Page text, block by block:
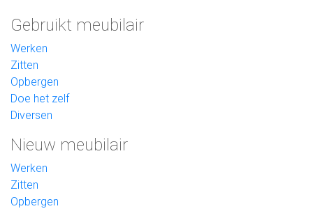
Gebruikt meubilair
Werken
Zitten
Opbergen
Doe het zelf
Diversen
Nieuw meubilair
Werken
Zitten
Opbergen